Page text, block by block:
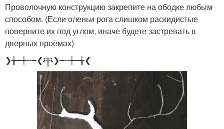
Проволочную конструкцию закрепите на ободке любым
способом. (Если оленьи рога слишком раскидистые
поверните их под углом, иначе будете застревать в
дверных проёмах)
❯╅╾┽┄╼❮ཤཥ❯╾┄┾╼╆❮